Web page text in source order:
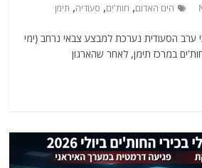
הים האדום, חות'ים, סעודיה, תימן
ערב הסעודית נערכת למבצע צבאי נרחב (ימי
במרכז תימן, לאחר שהארגון